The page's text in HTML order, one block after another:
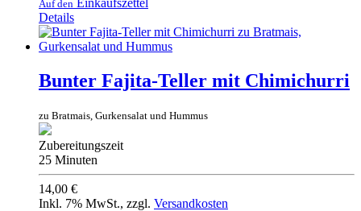
Auf den
Details
Bunter Fajita-Teller mit Chimichurri
zu Bratmais, Gurkensalat und Hummus
Zubereitungszeit
25 Minuten
14,00 €
Inkl. 7% MwSt., zzgl. Versandkosten